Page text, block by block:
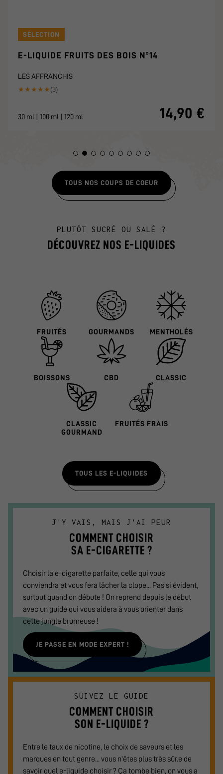
SÉLECTION
E-LIQUIDE FRUITS DES BOIS N°14
LES AFFRANCHIS
★ ★ ★ ★ ★ (3)
30 ml | 100 ml | 120 ml 14,90 €
TOUS NOS COUPS DE COEUR
PLUTÔT SUCRÉ OU SALÉ ?
DÉCOUVREZ NOS E-LIQUIDES
FRUITÉS GOURMANDS MENTHOLÉS
BOISSONS CBD CLASSIC
CLASSIC
GOURMAND
FRUITÉS FRAIS
TOUS LES E-LIQUIDES
SUIVEZ LE GUIDE
COMMENT CHOISIR
SON E-LIQUIDE ?
Entre le taux de nicotine, le choix de saveurs et les
marques en tout genre... vous n'êtes plus très sûr.e de
savoir quel e-liquide choisir ? Ça tombe bien, on vous a
J'Y VAIS, MAIS J'AI PEUR
COMMENT CHOISIR
SA E-CIGARETTE ?
Choisir la e-cigarette parfaite, celle qui vous
conviendra et vous fera lâcher la clope... Pas si évident,
surtout quand on débute ! On reprend depuis le début
avec un guide qui vous aidera à vous orienter dans
cette jungle brumeuse !
JE PASSE EN MODE EXPERT !